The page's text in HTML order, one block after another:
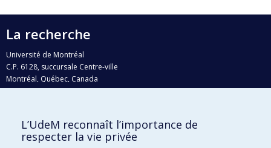
La recherche
Université de Montréal
C.P. 6128, succursale Centre-ville
Montréal, Québec, Canada
H3C 3J7
Qui fait quoi?
L’UdeM reconnaît l’importance de
respecter la vie privée